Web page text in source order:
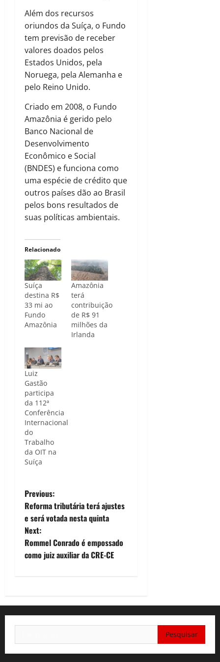
Além dos recursos
oriundos da Suíça, o Fundo
tem previsão de receber
valores doados pelos
Estados Unidos, pela
Noruega, pela Alemanha e
pelo Reino Unido.
Criado em 2008, o Fundo
Amazônia é gerido pelo
Banco Nacional de
Desenvolvimento
Econômico e Social
(BNDES) e funciona como
uma espécie de crédito que
outros países dão ao Brasil
pelos bons resultados de
suas políticas ambientais.
Relacionado
Suíça
destina R$
33 mi ao
Fundo
Amazônia
Amazônia
terá
contribuição
de R$ 91
milhões da
Irlanda
Luiz
Gastão
participa
da 112ª
Conferência
Internacional
do
Trabalho
da OIT na
Suíça
P
o
s
t
a
v
i
Previous:
Reforma tributária terá ajustes
e será votada nesta quinta
Next:
Rommel Conrado é empossado
como juiz auxiliar da CRE-CE
por: